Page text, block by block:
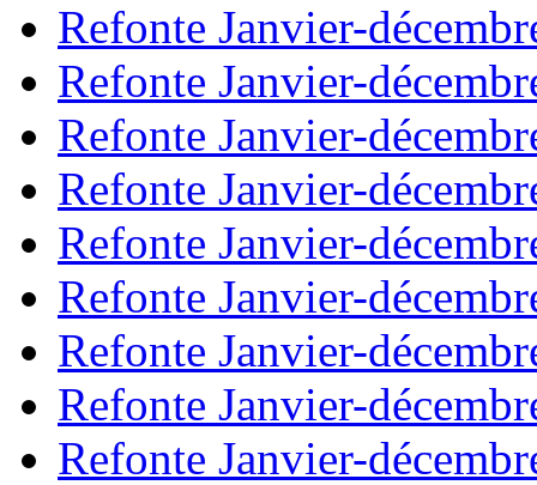
Refonte Janvier-
Refonte Janvier-
Refonte Janvier-
Refonte Janvier-
Refonte Janvier-
Refonte Janvier-
Refonte Janvier-
Refonte Janvier-
Refonte Janvier-